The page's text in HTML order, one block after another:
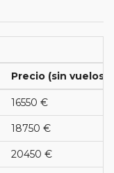
Precio (sin vuelos)
16550 €
18750 €
20450 €